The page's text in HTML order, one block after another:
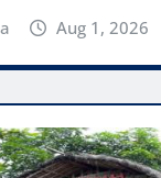
Aug 1, 2026